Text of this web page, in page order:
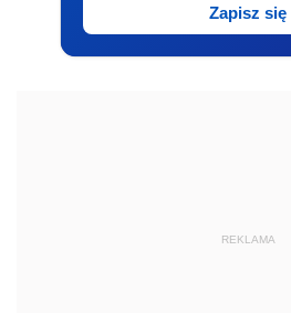
Zapisz się
REKLAMA